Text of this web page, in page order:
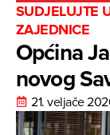
SUDJELUJTE
ZAJEDNICE
Općina
novog
21. veljače